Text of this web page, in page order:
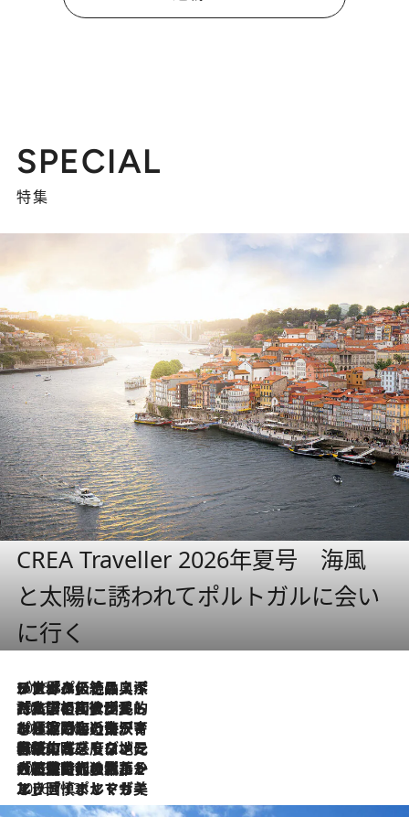
SPECIAL
特集
CREA Traveller 2026年夏号 海風
と太陽に誘われてポルトガルに会い
に行く
2026.8.8
リスボンの絶品スイーツ「パステル・デ・ナタ」とは？ポルトガル伝統の奥深い世界へ
2026.7.27
「私の祖国はポルトガル語です」国民的詩人フェルナンド・ペソアと、彼が愛した文学の街を歩く
2026.7.26
ポルトガル近海が育む極上の海の幸。キリリと冷えた白ワインと愉しむ、シーフード専門店の贅沢
2026.7.22
伝統の味をモダンに昇華。高感度な地元客が集う、リスボンの最旬ガストロノミー
2026.7.21
大航海時代の栄華から、震災、独裁、そして革命へ。ポルトガル・首都リスボンの石畳に刻まれた「歴史の光と影」
2026.7.13
エッセイ・ヤマザキマリ「慎ましくも美しき国 ポルトガル」